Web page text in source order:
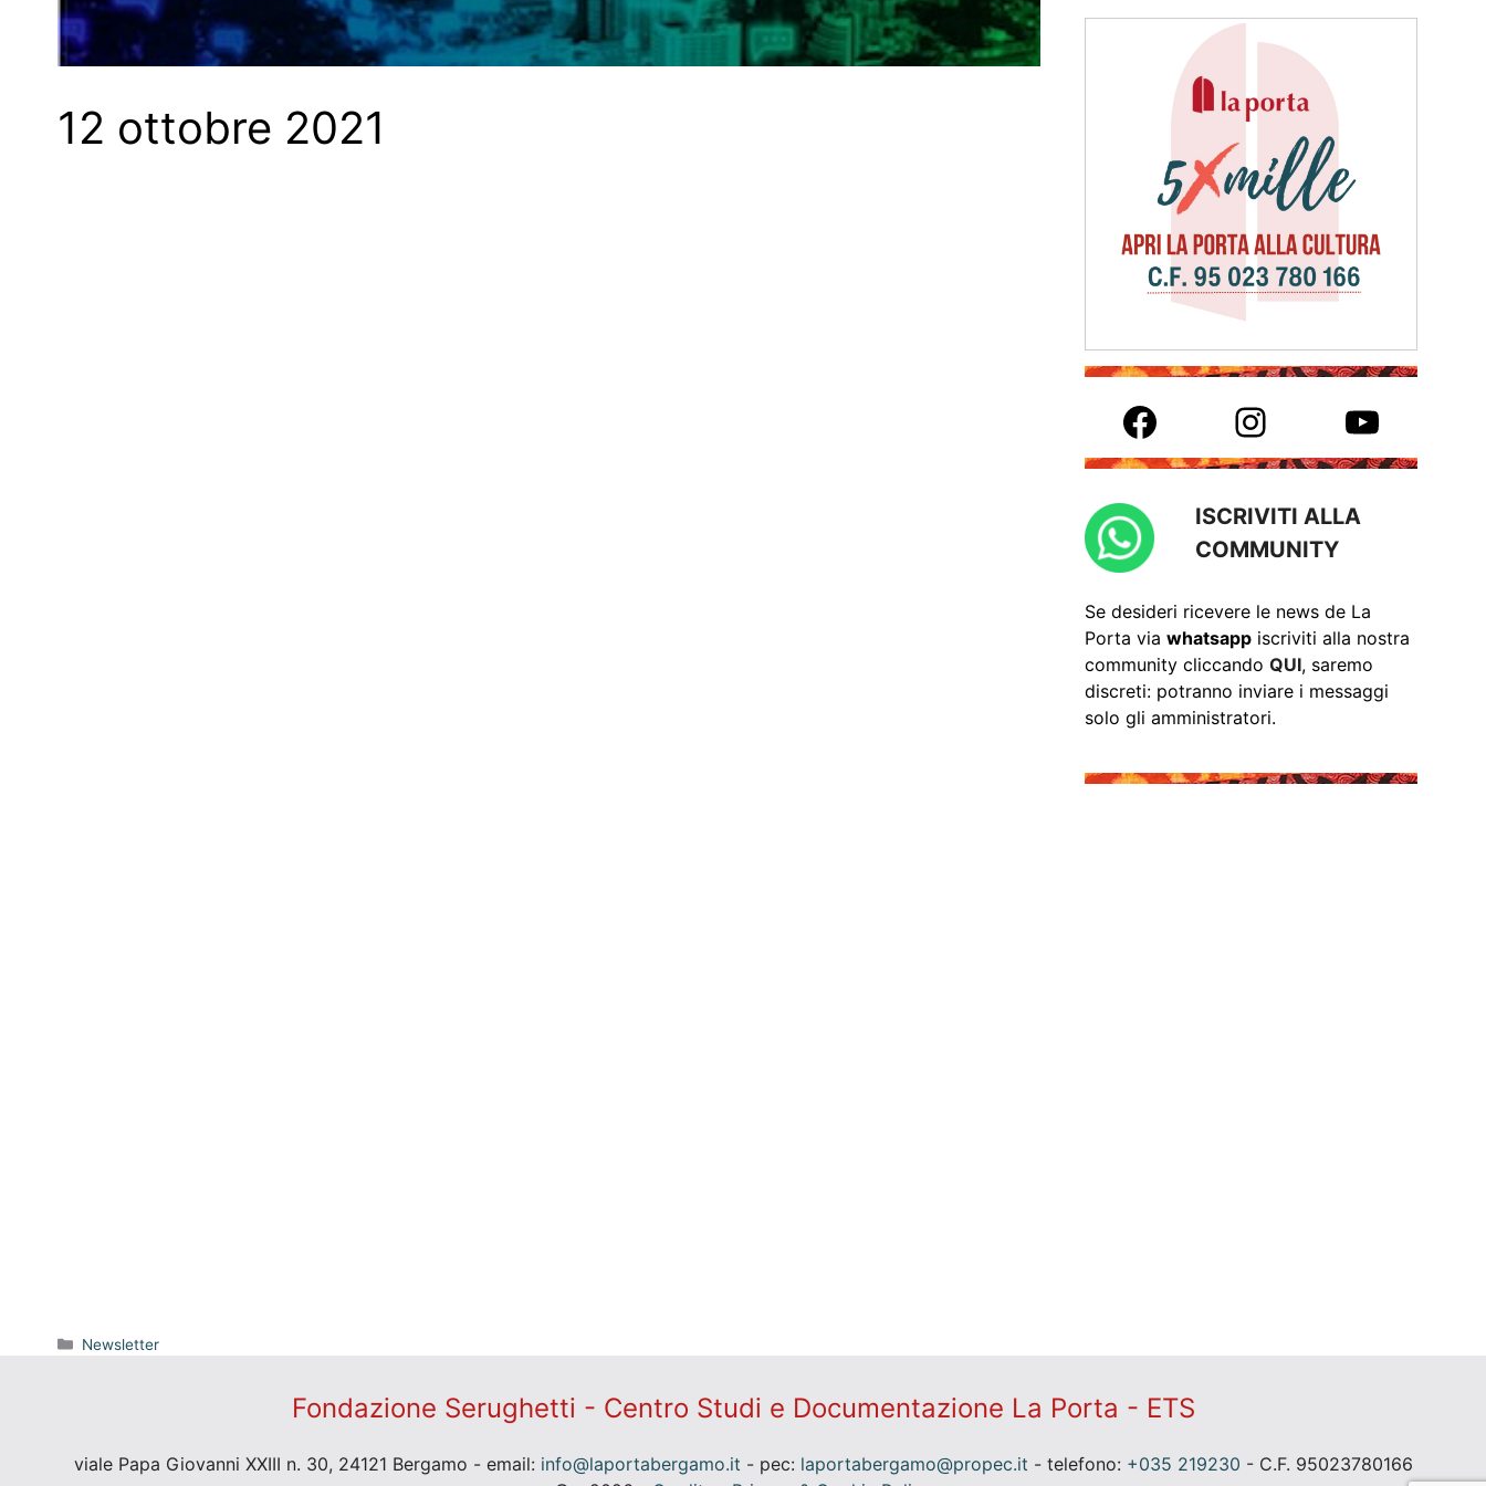
12 ottobre 2021
Categorie
Newsletter
Facebook Instagram YouTube
ISCRIVITI ALLA
COMMUNITY
Se desideri ricevere le news de La
Porta via whatsapp iscriviti alla nostra
community cliccando QUI, saremo
discreti: potranno inviare i messaggi
solo gli amministratori.
Fondazione Serughetti - Centro Studi e Documentazione La Porta - ETS
viale Papa Giovanni XXIII n. 30, 24121 Bergamo - email: info@laportabergamo.it - pec: laportabergamo@propec.it - telefono: +035 219230 - C.F. 95023780166